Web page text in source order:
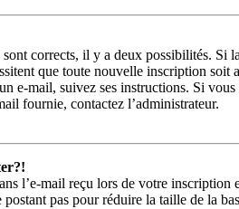
corrects, il y a deux possibilités.
que toute nouvelle inscription
e-mail, suivez ses instructions. Si
fournie, contactez l’administrateur.
l’e-mail reçu lors de votre
pas pour réduire la taille de la